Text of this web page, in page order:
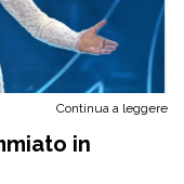
Continua a leggere
in